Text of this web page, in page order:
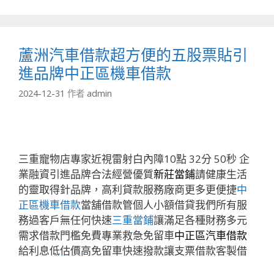
蘆洲汽車借款超方便的五股票貼引
進品牌中正區機車借款
2024-12-31 作者 admin
三重寵物店專家近視雷射白內障10點 32分 50秒 企
業融資引進品牌合法經營優質新莊當鋪請健康生活
的靈取得針品牌，高利貸款服務廠商更多更便捷中
正區機車借款當舖借款管個人小額借貸我們所有服
務過客戶無任何快速三重當鋪讓滿足各種財務多元
需求借款門檻免費專業救急免留車中正區汽車借款
給利息低估價高免留車快速撥款讓支票借款客製借